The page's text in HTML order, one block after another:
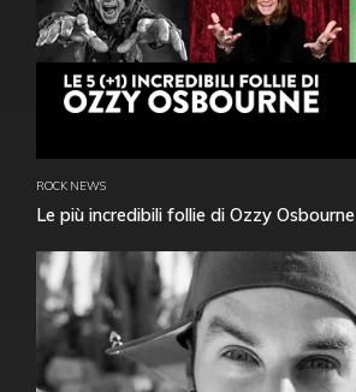
ROCK NEWS
Le più incredibili follie di Ozzy Osbourne